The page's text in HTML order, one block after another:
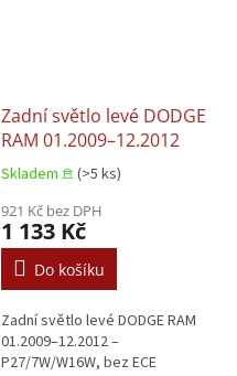
Zadní světlo levé DODGE
RAM 01.2009–12.2012
Skladem 𖠿 (>5 ks)
921 Kč bez DPH
1 133 Kč
Do košíku
Zadní světlo levé DODGE RAM
01.2009–12.2012 –
P27/7W/W16W, bez ECE